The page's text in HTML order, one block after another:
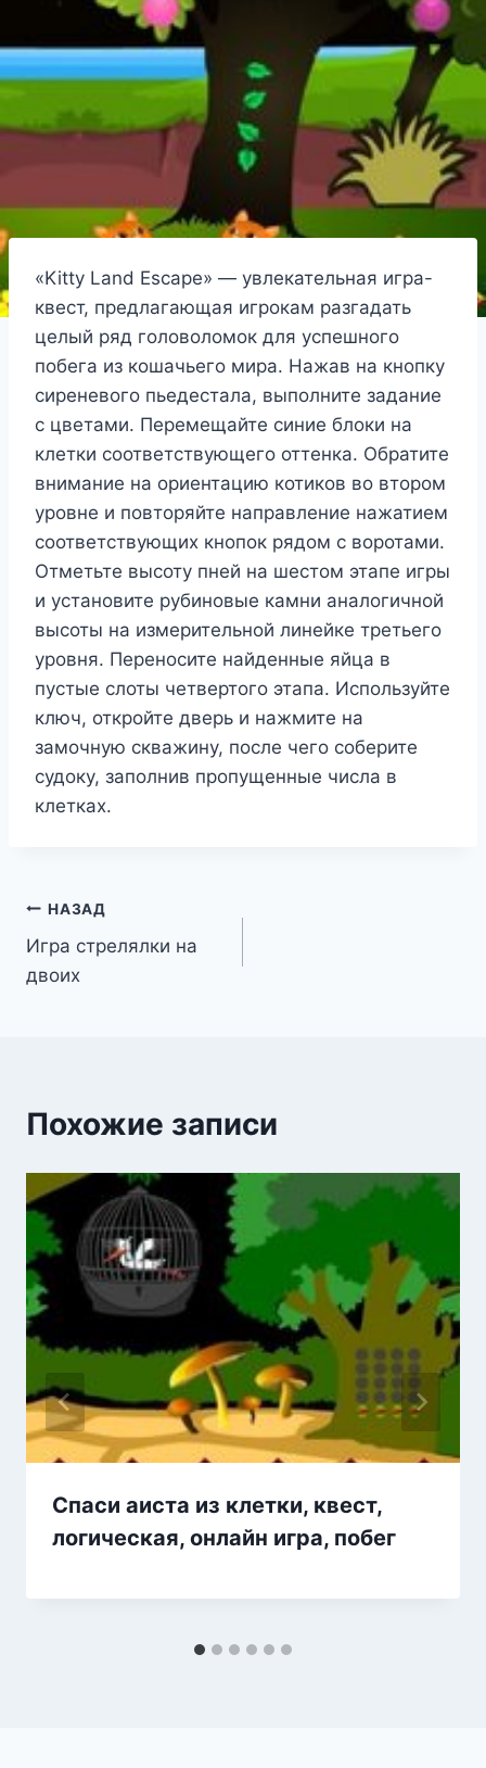
«Kitty Land Escape» — увлекательная игра-
квест, предлагающая игрокам разгадать
целый ряд головоломок для успешного
побега из кошачьего мира. Нажав на кнопку
сиреневого пьедестала, выполните задание
с цветами. Перемещайте синие блоки на
клетки соответствующего оттенка. Обратите
внимание на ориентацию котиков во втором
уровне и повторяйте направление нажатием
соответствующих кнопок рядом с воротами.
Отметьте высоту пней на шестом этапе игры
и установите рубиновые камни аналогичной
высоты на измерительной линейке третьего
уровня. Переносите найденные яйца в
пустые слоты четвертого этапа. Используйте
ключ, откройте дверь и нажмите на
замочную скважину, после чего соберите
судоку, заполнив пропущенные числа в
клетках.
Навигация
по
НАЗАД
Игра стрелялки на
двоих
Похожие записи
Спаси аиста из клетки, квест,
логическая, онлайн игра, побег